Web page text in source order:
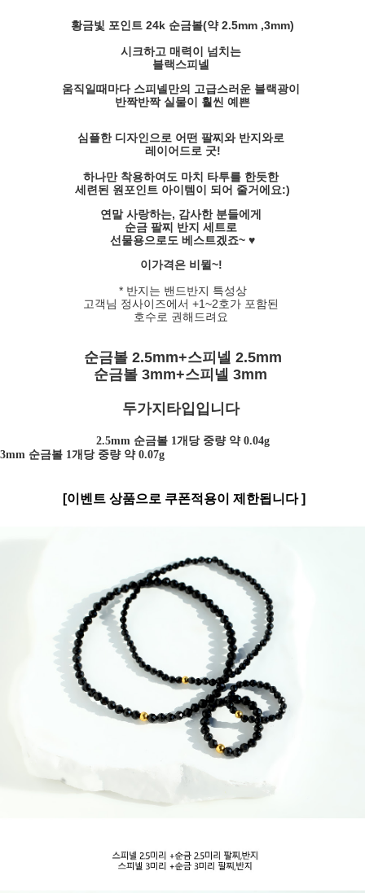
황금빛 포인트 24k 순금볼(약 2.5mm ,3mm)
시크하고 매력이 넘치는
블랙스피넬
움직일때마다 스피넬만의 고급스러운 블랙광이
반짝반짝 실물이 훨씬 예쁜
심플한 디자인으로 어떤 팔찌와 반지와로
레이어드로 굿!
하나만 착용하여도 마치 타투를 한듯한
세련된 원포인트 아이템이 되어 줄거에요:)
연말 사랑하는, 감사한 분들에게
순금 팔찌 반지 세트로
선물용으로도 베스트겠죠~ ♥
이가격은 비뮐~!
* 반지는 밴드반지 특성상
고객님 정사이즈에서 +1~2호가 포함된
호수로 권해드려요
순금볼 2.5mm+스피넬 2.5mm
순금볼 3mm+스피넬 3mm
두가지타입입니다
2.5mm 순금볼 1개당 중량 약 0.04g
3mm 순금볼 1개당 중량 약 0.07g
[이벤트 상품으로 쿠폰적용이 제한됩니다 ]